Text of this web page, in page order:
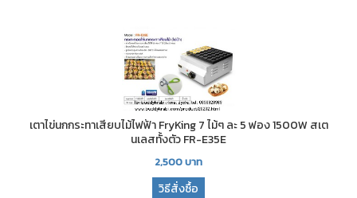
เตาไข่นกกระทาเสียบไม้ไฟฟ้า FryKing 7 ไม้ๆ ละ 5 ฟอง 1500W สเต
นเลสทั้งตัว FR-E35E
2,500บาท
วิธีสั่งซื้อ